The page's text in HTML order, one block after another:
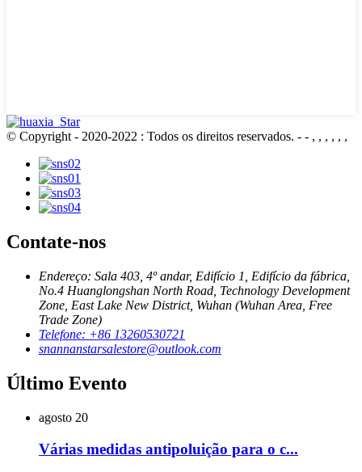
© Copyright - 2020-2022 : Todos os direitos reservados. - - , , , , , ,
Contate-nos
Endereço: Sala 403, 4º andar, Edifício 1, Edifício da fábrica,
No.4 Huanglongshan North Road, Technology Development
Zone, East Lake New District, Wuhan (Wuhan Area, Free
Trade Zone)
Telefone: +86 13260530721
snannanstarsalestore@outlook.com
Último Evento
agosto 20
Várias medidas antipoluição para o c...